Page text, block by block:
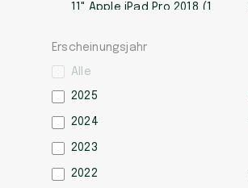
11" Apple iPad Pro 2018 (1.
11" Apple iPad Pro 2020 (2.
Gen)
Apple iPad Air 2020 (4. Gen)
12,9" Apple iPad Pro 2018 (3.
Erscheinungsjahr
Alle
2025
2024
2023
2022